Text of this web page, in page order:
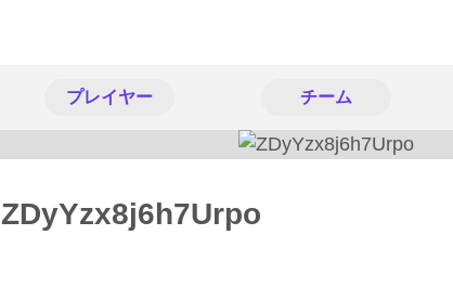
プレイヤー チーム
ZDyYzx8j6h7Urpo